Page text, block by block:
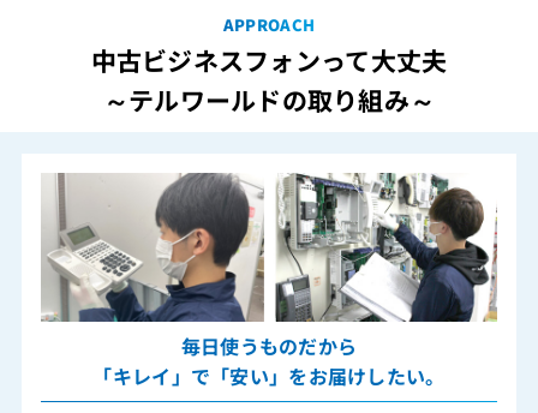
APPROACH
中古ビジネスフォンって大丈夫
～テルワールドの取り組み～
毎日使うものだから
「キレイ」で「安い」をお届けしたい。